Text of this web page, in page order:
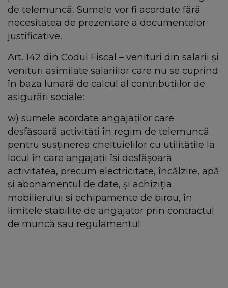
de telemuncă. Sumele vor fi acordate fără
necesitatea de prezentare a documentelor
justificative.
Art. 142 din Codul Fiscal – venituri din salarii şi
venituri asimilate salariilor care nu se cuprind
în baza lunară de calcul al contribuțiilor de
asigurări sociale:
w) sumele acordate angajaților care
desfășoară activități în regim de telemuncă
pentru susținerea cheltuielilor cu utilitățile la
locul în care angajații își desfășoară
activitatea, precum electricitate, încălzire, apă
și abonamentul de date, și achiziția
mobilierului și echipamente de birou, în
limitele stabilite de angajator prin contractul
de muncă sau regulamentul